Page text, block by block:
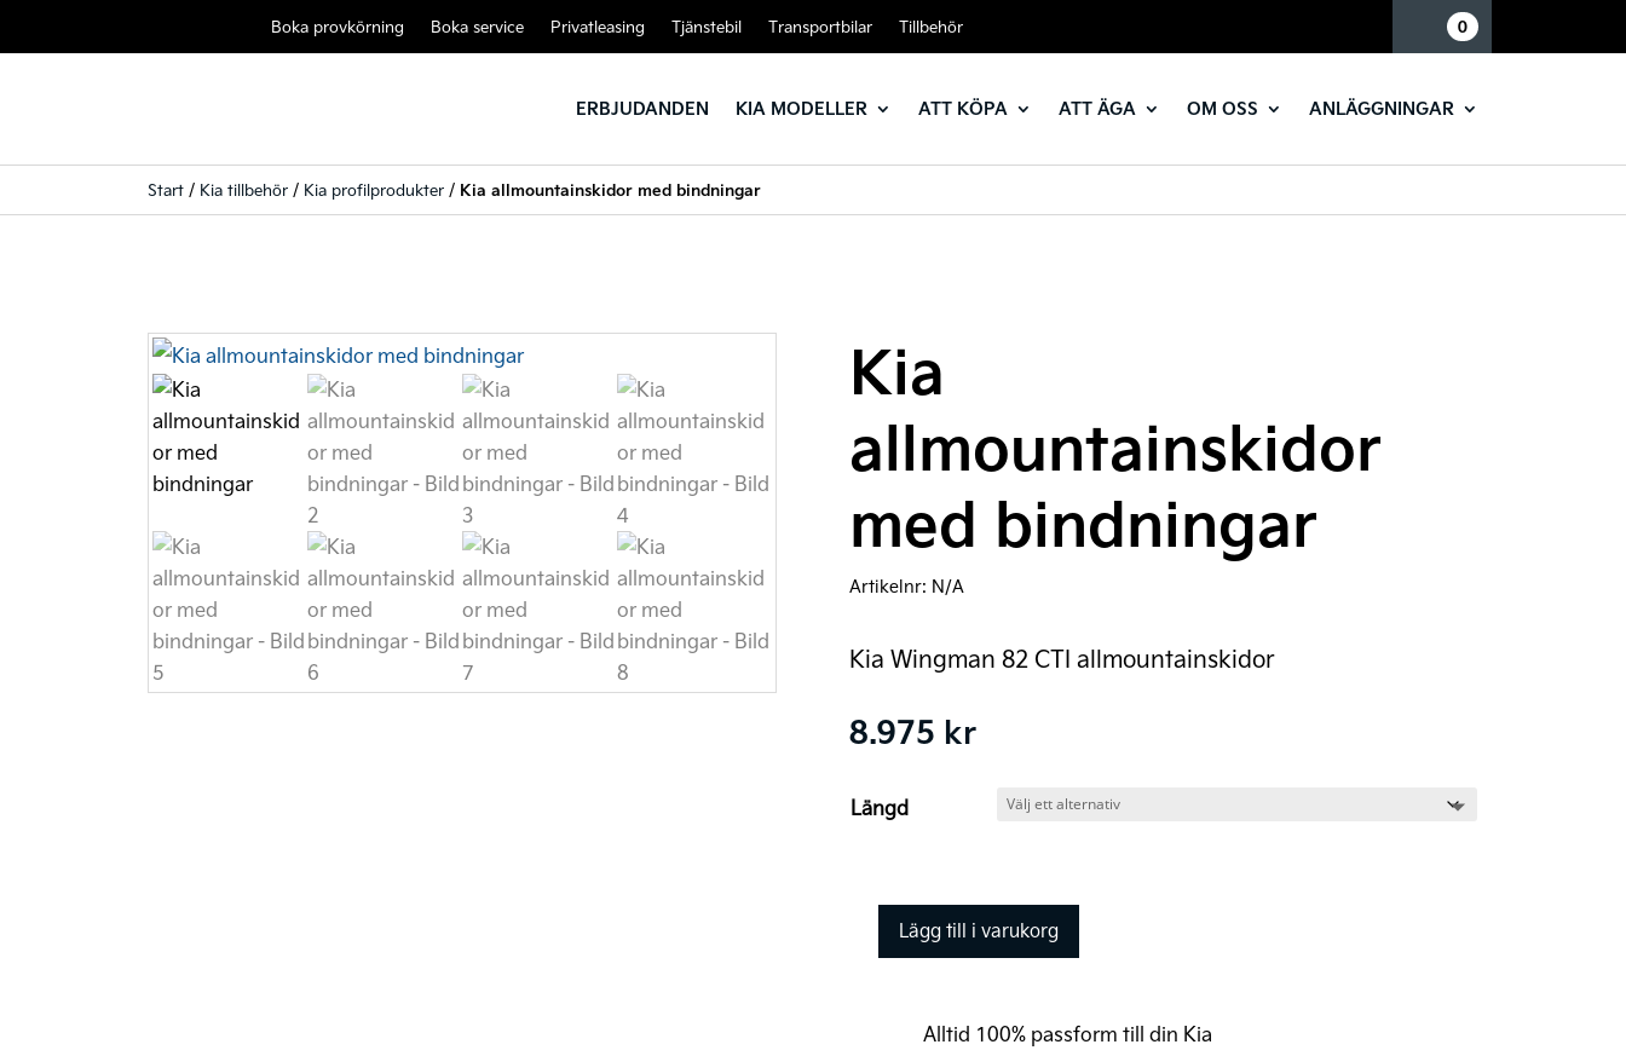
Boka provkörning Boka service Privatleasing Tjänstebil Transportbilar Tillbehör 0
ERBJUDANDEN KIA MODELLER ATT KÖPA ATT ÄGA OM OSS ANLÄGGNINGAR
Start / Kia tillbehör / Kia profilprodukter / Kia allmountainskidor med bindningar
Kia
allmountainskidor
med bindningar
Artikelnr: N/A
Kia Wingman 82 CTI allmountainskidor
8.975 kr
Längd
Lägg till i varukorg
Alltid 100% passform till din Kia